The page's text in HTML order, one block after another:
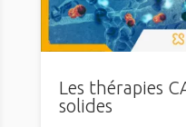
Les thérapies
solides